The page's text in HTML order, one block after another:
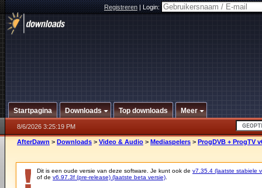
Registreren|Login:
Startpagina Downloads Top downloads Meer
8/6/2026 3:25:19 PM
AfterDawn > Downloads > Video & Audio > Mediaspelers > ProgDVB + ProgTV
Dit is een oude versie van deze software. Je kunt ook de v7.35.4 (laatste stabiele
of de v6.97.3f (pre-release) (laatste beta versie)